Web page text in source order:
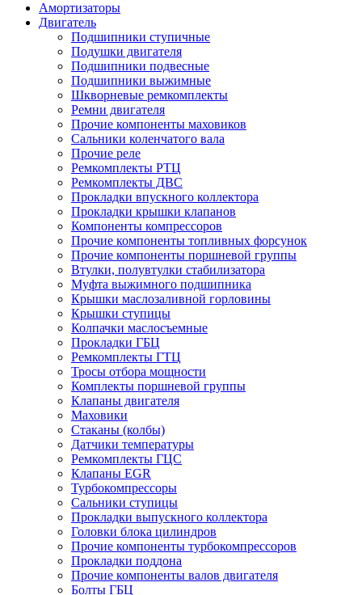
Амортизаторы
Двигатель
Подшипники ступичные
Подушки двигателя
Подшипники подвесные
Подшипники выжимные
Шкворневые ремкомплекты
Ремни двигателя
Прочие компоненты маховиков
Сальники коленчатого вала
Прочие реле
Ремкомплекты РТЦ
Ремкомплекты ДВС
Прокладки впускного коллектора
Прокладки крышки клапанов
Компоненты компрессоров
Прочие компоненты топливных форсунок
Прочие компоненты поршневой группы
Втулки, полувтулки стабилизатора
Муфта выжимного подшипника
Крышки маслозаливной горловины
Крышки ступицы
Колпачки маслосъемные
Прокладки ГБЦ
Ремкомплекты ГТЦ
Тросы отбора мощности
Комплекты поршневой группы
Клапаны двигателя
Маховики
Стаканы (колбы)
Датчики температуры
Ремкомплекты ГЦС
Клапаны EGR
Турбокомпрессоры
Сальники ступицы
Прокладки выпускного коллектора
Головки блока цилиндров
Прочие компоненты турбокомпрессоров
Прокладки поддона
Прочие компоненты валов двигателя
Болты ГБЦ